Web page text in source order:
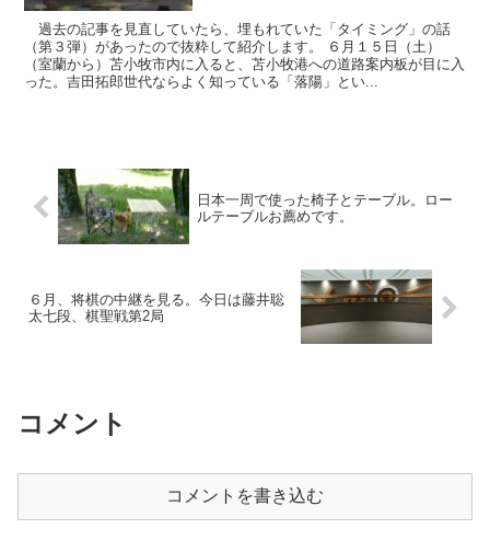
過去の記事を見直していたら、埋もれていた「タイミング」の話
（第３弾）があったので抜粋して紹介します。 ６月１５日（土）
（室蘭から）苫小牧市内に入ると、苫小牧港への道路案内板が目に入
った。吉田拓郎世代ならよく知っている「落陽」とい...
日本一周で使った椅子とテーブル。ロー
ルテーブルお薦めです。
６月、将棋の中継を見る。今日は藤井聡
太七段、棋聖戦第2局
コメント
コメントを書き込む